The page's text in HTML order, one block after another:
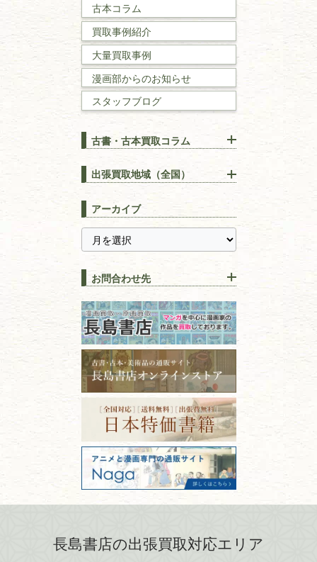
国文学・
理工書
数学書・物理学書
建築書
漢方・鍼灸・東洋医学
易学・占い
スピリチュアル・ 精神世界
全集・
趣味・教養
書道
拓本・法帖・碑帖
篆刻・印譜
書道具
美術書・アート本・
デザイン本
カメラ・撮影術
版画・リトグラフ・
刀剣・鎧・甲冑
古本コラム
買取事例紹介
大量買取事例
漫画部からのお知らせ
スタッフブログ
古書・古本買取コラム
りOK！効率的に売る方法
宅配買取は古本を送るだけ！
長島書店の便利な買取サービ
ス
【持ち込み買取】店頭で簡単
に古本を売るメリットとは？
古本を高く売る方法！買取で
上手な売り方のコツを解説
因！適切な管理で長持ちさせ
るコツ
古本は汚れていると買取でき
ない？適切な保管方法とクリ
ーニング！
ISBNコードとは？書籍の識別
番号の意味と役割を解説
価値ある古書を売るポイント
と注意点
出張買取地域（全国）
東京都
千葉県
神奈川県
静岡県
栃木県
山梨県
新潟県
長野県
愛知県
石川県
福井県
福島県
富山県
青森県
岩手県
宮城県
秋田県
山形県
岐阜県
三重県
滋賀県
京都府
大阪府
兵庫県
奈良県
島根県
岡山県
アーカイブ
お問合わせ先
古本買取専門店 長島書店
〒101-0051
東京都千代田区神田神保町2-5-1
フリーダイヤル：0120-414-548
電話：03-3512-8115
FAX：03-3512-8116
古物商許可：東京都公安委員会 第
301028901712号
古物商名称：有限会社長島書店
長島書店の出張買取対応エリア